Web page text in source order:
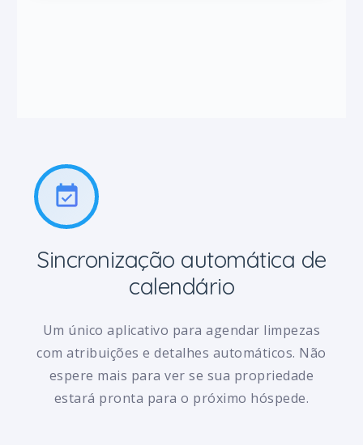
event_available
Sincronização automática de
calendário
Um único aplicativo para agendar limpezas
com atribuições e detalhes automáticos. Não
espere mais para ver se sua propriedade
estará pronta para o próximo hóspede.